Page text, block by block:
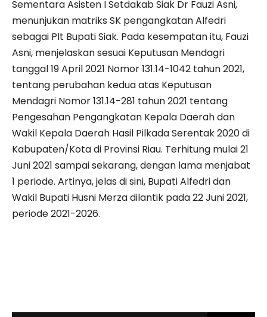
Sementara Asisten I Setdakab Siak Dr Fauzi Asni,
menunjukan matriks SK pengangkatan Alfedri
sebagai Plt Bupati Siak. Pada kesempatan itu, Fauzi
Asni, menjelaskan sesuai Keputusan Mendagri
tanggal 19 April 2021 Nomor 131.14-1042 tahun 2021,
tentang perubahan kedua atas Keputusan
Mendagri Nomor 131.14-281 tahun 2021 tentang
Pengesahan Pengangkatan Kepala Daerah dan
Wakil Kepala Daerah Hasil Pilkada Serentak 2020 di
Kabupaten/Kota di Provinsi Riau. Terhitung mulai 21
Juni 2021 sampai sekarang, dengan lama menjabat
1 periode. Artinya, jelas di sini, Bupati Alfedri dan
Wakil Bupati Husni Merza dilantik pada 22 Juni 2021,
periode 2021-2026.